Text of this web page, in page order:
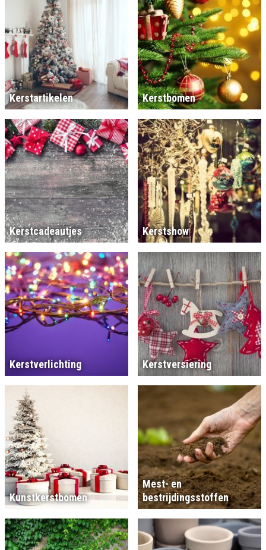
Kerstartikelen Kerstbomen
Kerstcadeautjes Kerstshow
Kerstverlichting Kerstversiering
Kunstkerstbomen
Mest- en
bestrijdingsstoffen